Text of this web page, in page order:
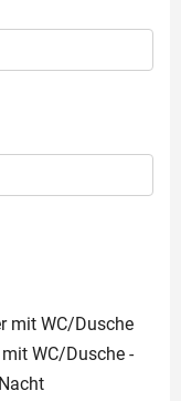
mit WC/Dusche
WC/Dusche -